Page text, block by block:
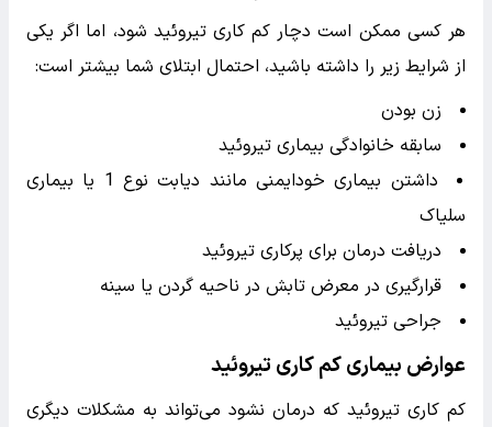
هر کسی ممکن است دچار کم کاری تیروئید شود، اما اگر یکی
از شرایط زیر را داشته باشید، احتمال ابتلای شما بیشتر است:
زن بودن
سابقه خانوادگی بیماری تیروئید
داشتن بیماری خودایمنی مانند دیابت نوع 1 یا بیماری
سلیاک
دریافت درمان برای پرکاری تیروئید
قرارگیری در معرض تابش در ناحیه گردن یا سینه
جراحی تیروئید
عوارض بیماری کم کاری تیروئید
کم کاری تیروئید که درمان نشود می‌تواند به مشکلات دیگری